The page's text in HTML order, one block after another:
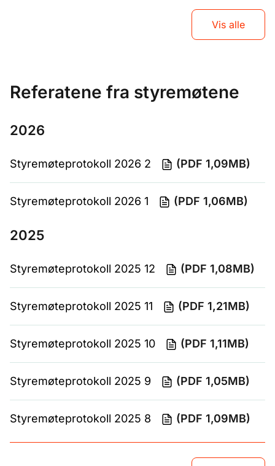
Vis alle
Referatene fra styremøtene
2026
Styremøteprotokoll 2026 2 (PDF 1,09MB)
Styremøteprotokoll 2026 1 (PDF 1,06MB)
2025
Styremøteprotokoll 2025 12 (PDF 1,08MB)
Styremøteprotokoll 2025 11 (PDF 1,21MB)
Styremøteprotokoll 2025 10 (PDF 1,11MB)
Styremøteprotokoll 2025 9 (PDF 1,05MB)
Styremøteprotokoll 2025 8 (PDF 1,09MB)